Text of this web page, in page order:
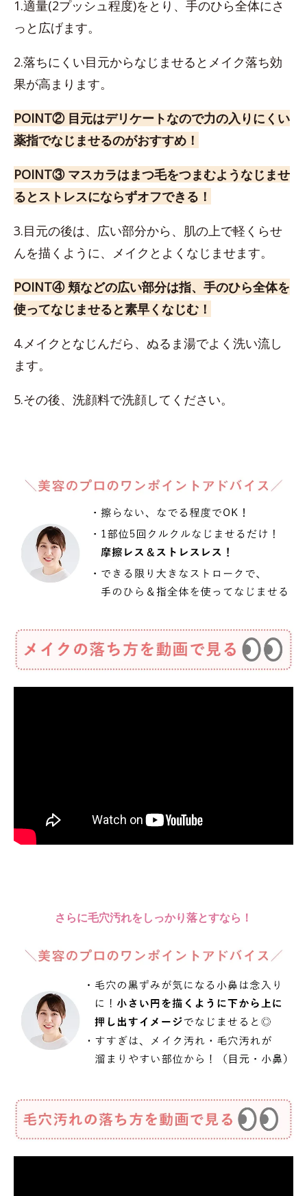
1.適量(2プッシュ程度)をとり、手のひら全体にさ
っと広げます。
2.落ちにくい目元からなじませるとメイク落ち効
果が高まります。
POINT② 目元はデリケートなので力の入りにくい
薬指でなじませるのがおすすめ！
POINT③ マスカラはまつ毛をつまむようなじませ
るとストレスにならずオフできる！
3.目元の後は、広い部分から、肌の上で軽くらせ
んを描くように、メイクとよくなじませます。
POINT④ 頬などの広い部分は指、手のひら全体を
使ってなじませると素早くなじむ！
4.メイクとなじんだら、ぬるま湯でよく洗い流し
ます。
5.その後、洗顔料で洗顔してください。
さらに毛穴汚れをしっかり落とすなら！